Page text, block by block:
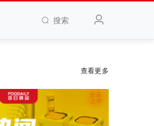
搜索
查看更多